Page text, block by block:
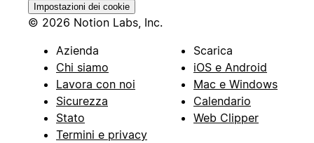
Impostazioni dei cookie
© 2026 Notion Labs, Inc.
Azienda
Chi siamo
Lavora con noi
Sicurezza
Stato
Termini e privacy
Scarica
iOS e Android
Mac e Windows
Calendario
Web Clipper